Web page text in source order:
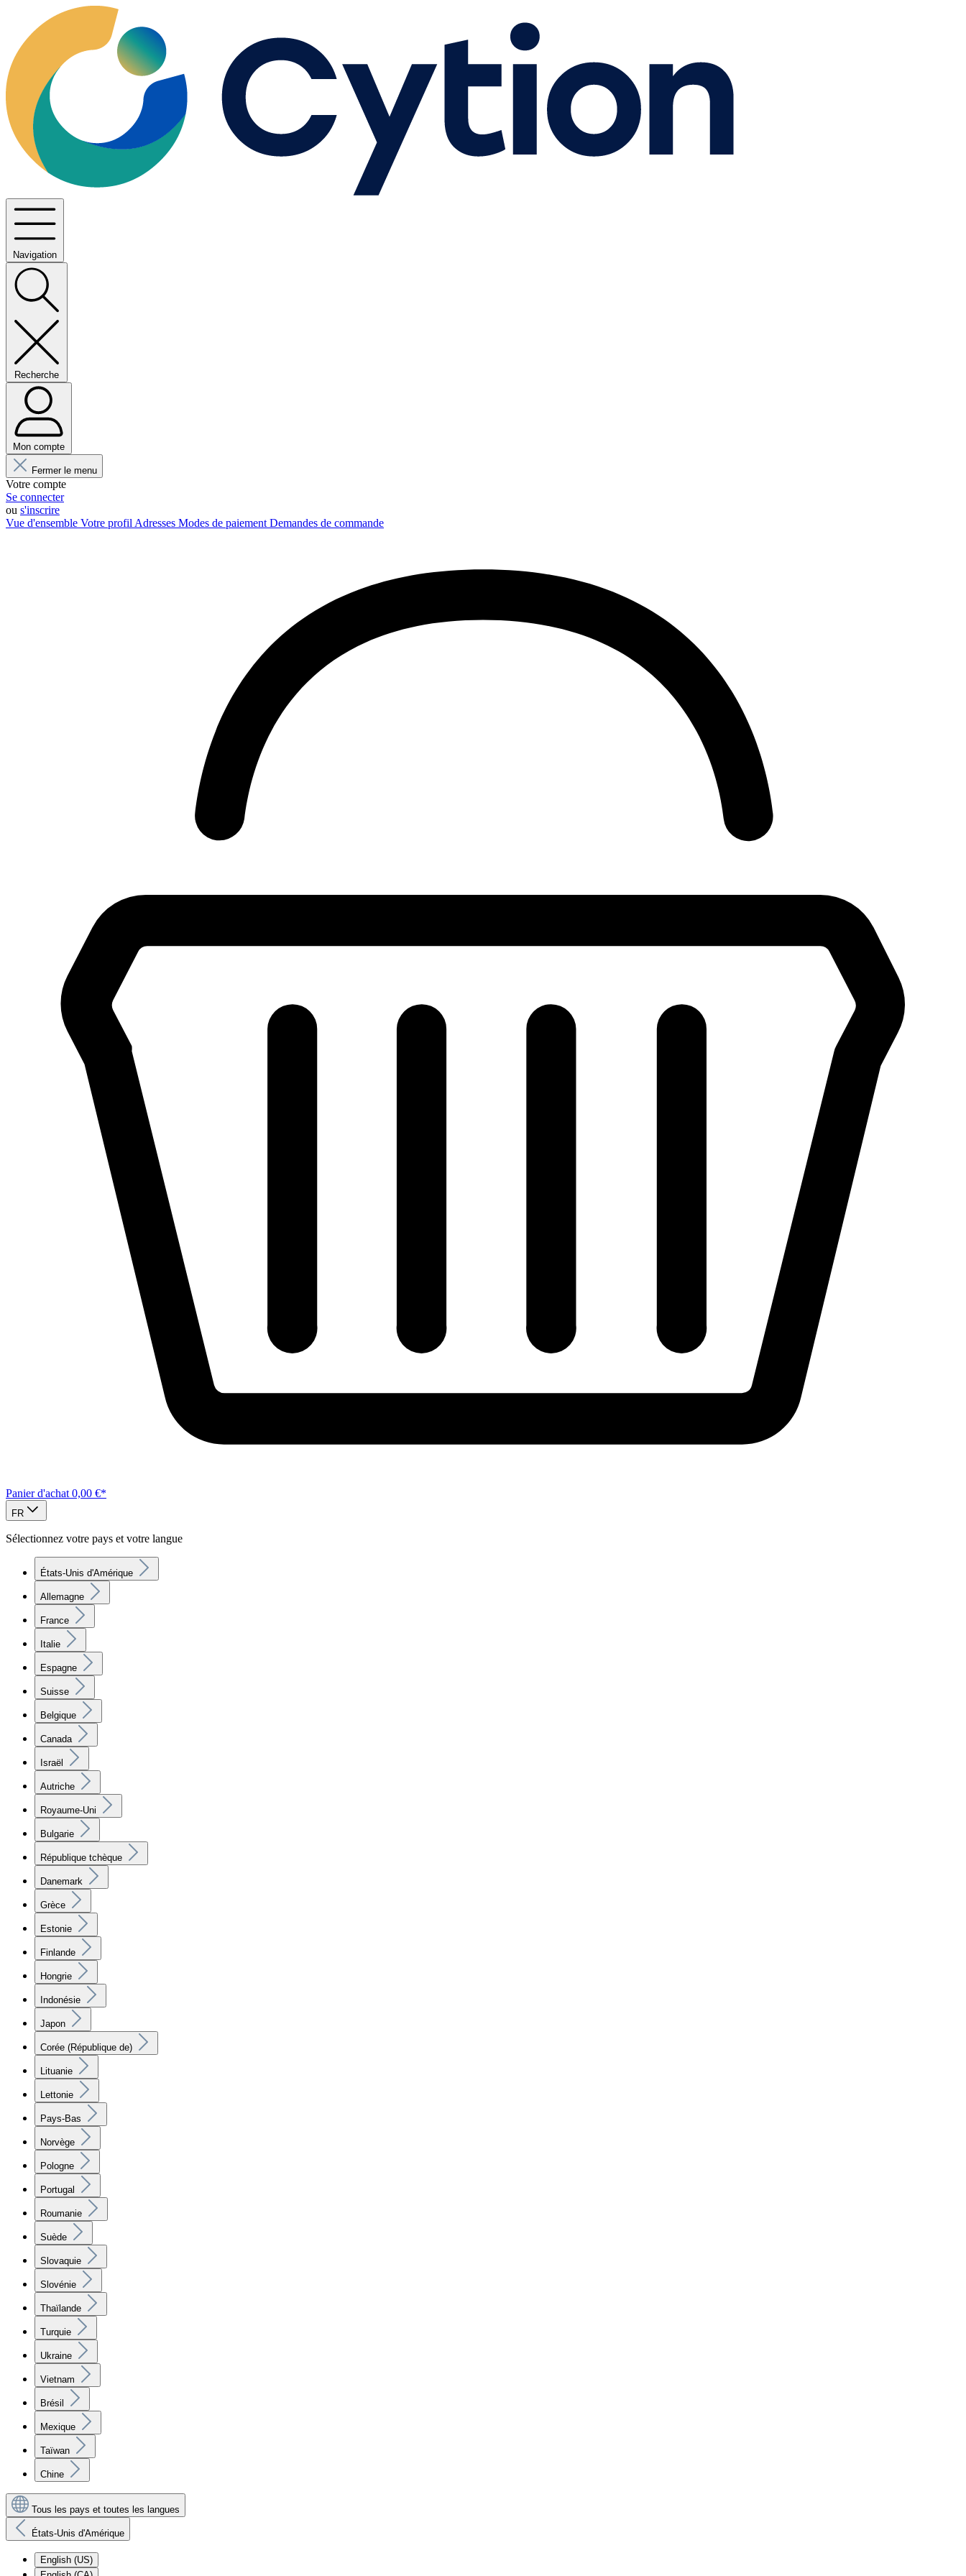
Navigation
Recherche
Mon compte
Fermer le menu
Votre compte
Se connecter
ou s'inscrire
Vue d'ensemble Votre profil Adresses Modes de paiement Demandes de commande
Panier d'achat 0,00 €*
FR
Sélectionnez votre pays et votre langue
États-Unis d'Amérique
Allemagne
France
Italie
Espagne
Suisse
Belgique
Canada
Israël
Autriche
Royaume-Uni
Bulgarie
République tchèque
Danemark
Grèce
Estonie
Finlande
Hongrie
Indonésie
Japon
Corée (République de)
Lituanie
Lettonie
Pays-Bas
Norvège
Pologne
Portugal
Roumanie
Suède
Slovaquie
Slovénie
Thaïlande
Turquie
Ukraine
Vietnam
Brésil
Mexique
Taïwan
Chine
Tous les pays et toutes les langues
États-Unis d'Amérique
English (US)